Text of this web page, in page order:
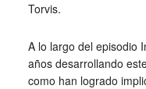
Torvis.
A lo largo del episodio
años desarrollando
como han logrado